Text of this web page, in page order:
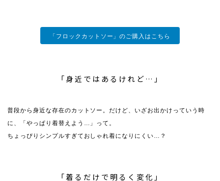
「フロックカットソー」のご購入はこちら
「身近ではあるけれど…」
普段から身近な存在のカットソー。だけど、いざお出かけっていう時
に、「やっぱり着替えよう…」って。
ちょっぴりシンプルすぎておしゃれ着になりにくい…？
「着るだけで明るく変化」